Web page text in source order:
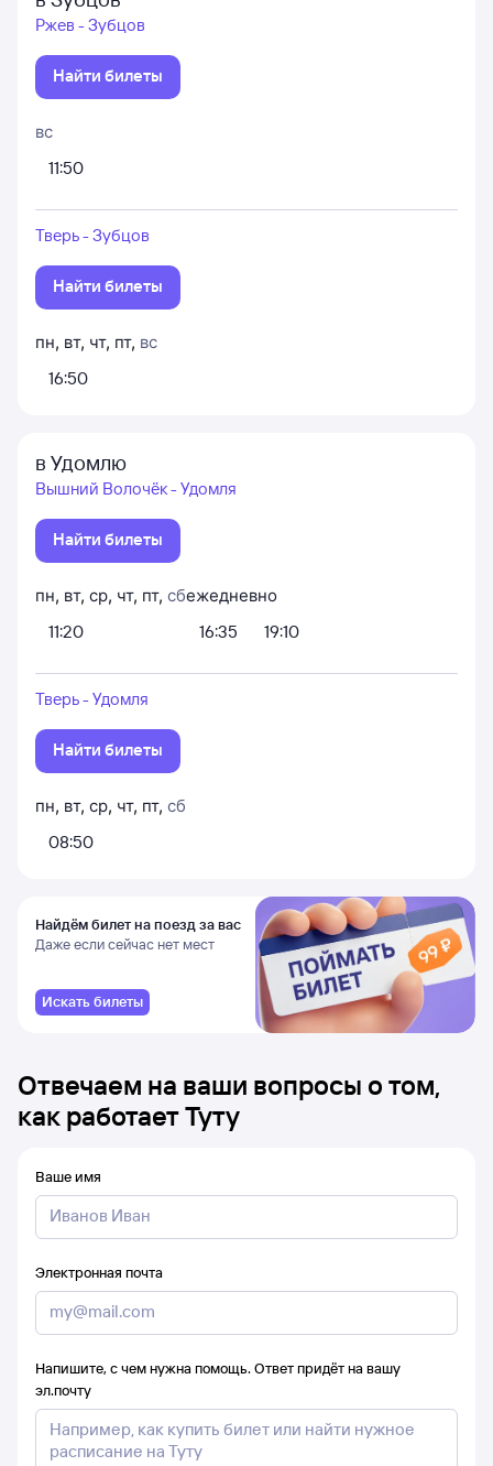
Ржев - Зубцов
Найти билеты
вс
11:50
Тверь - Зубцов
Найти билеты
пн, вт, чт, пт, вс
16:50
в Удомлю
Вышний Волочёк - Удомля
Найти билеты
пн, вт, ср, чт, пт, сб
11:20
ежедневно
16:35
19:10
Тверь - Удомля
Найти билеты
пн, вт, ср, чт, пт, сб
08:50
Найдём билет на поезд за вас
Даже если сейчас нет мест
Искать билеты
Отвечаем на ваши вопросы о том,
как работает Туту
Ваше имя
Электронная почта
Напишите, с чем нужна помощь. Ответ придёт на вашу
эл.почту